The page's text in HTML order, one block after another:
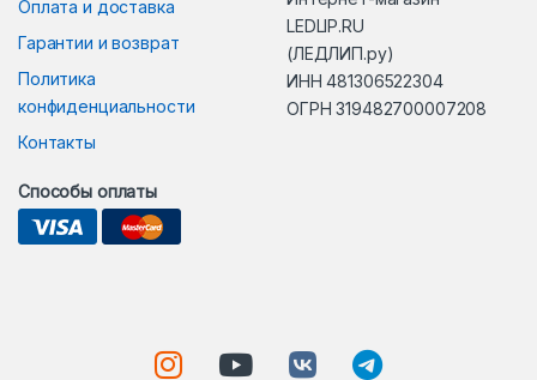
Оплата и доставка
Гарантии и возврат
Политика
конфиденциальности
Контакты
LEDLIP.RU
(ЛЕДЛИП.ру)
ИНН 481306522304
ОГРН 319482700007208
Способы оплаты